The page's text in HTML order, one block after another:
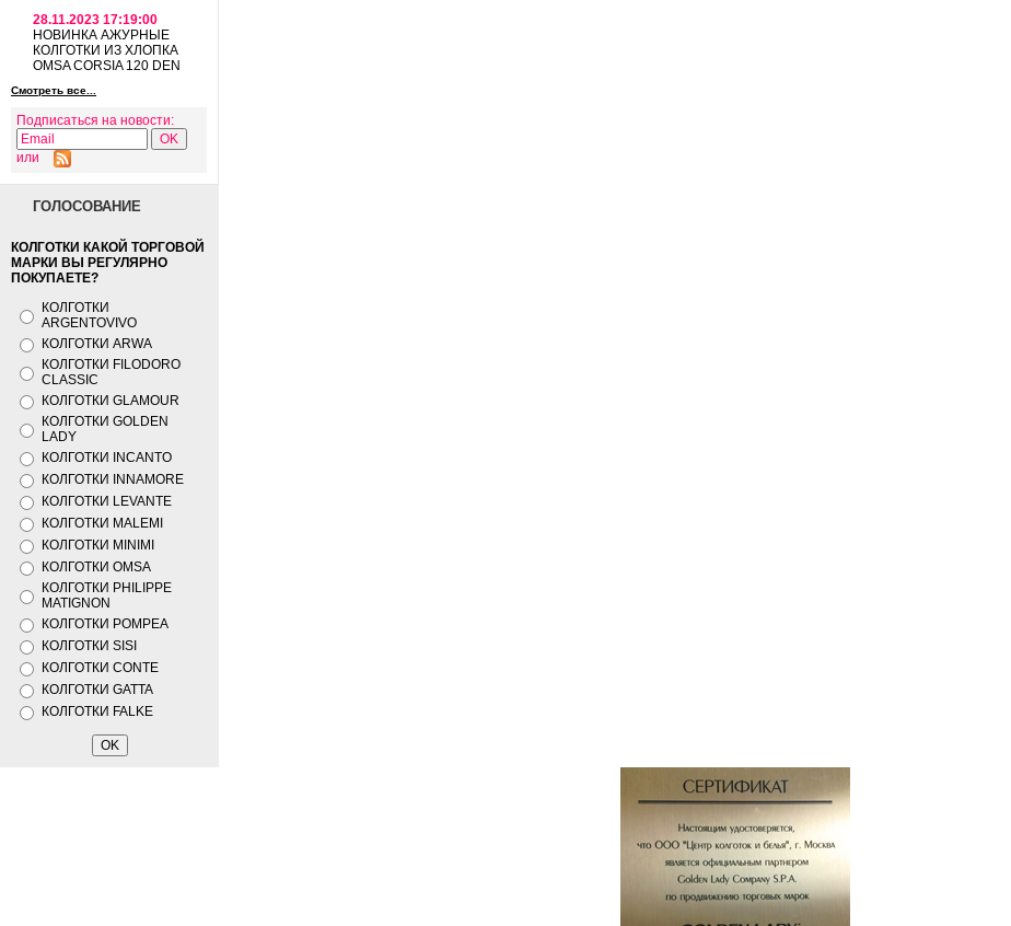
28.11.2023 17:19:00
НОВИНКА АЖУРНЫЕ
КОЛГОТКИ ИЗ ХЛОПКА
OMSA CORSIA 120 DEN
Смотреть все...
Подписаться на новости:
или
ГОЛОСОВАНИЕ
КОЛГОТКИ КАКОЙ ТОРГОВОЙ
МАРКИ ВЫ РЕГУЛЯРНО
ПОКУПАЕТЕ?
КОЛГОТКИ
ARGENTOVIVO
КОЛГОТКИ ARWA
КОЛГОТКИ FILODORO
CLASSIC
КОЛГОТКИ GLAMOUR
КОЛГОТКИ GOLDEN
LADY
КОЛГОТКИ INCANTO
КОЛГОТКИ INNAMORE
КОЛГОТКИ LEVANTE
КОЛГОТКИ MALEMI
КОЛГОТКИ MINIMI
КОЛГОТКИ OMSA
КОЛГОТКИ PHILIPPE
MATIGNON
КОЛГОТКИ POMPEA
КОЛГОТКИ SISI
КОЛГОТКИ CONTE
КОЛГОТКИ GATTA
КОЛГОТКИ FALKE